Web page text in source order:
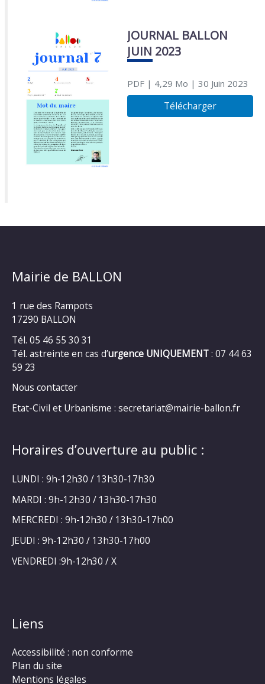
JOURNAL BALLON
JUIN 2023
PDF| 4,29 Mo | 30 Juin 2023
Télécharger
Mairie de BALLON
1 rue des Rampots
17290 BALLON
Tél. 05 46 55 30 31
Tél. astreinte en cas d’urgence UNIQUEMENT: 07 44 63
59 23
Nous contacter
Etat-Civil et Urbanisme : secretariat@mairie-ballon.fr
Horaires d’ouverture au public :
LUNDI : 9h-12h30 / 13h30-17h30
MARDI : 9h-12h30 / 13h30-17h30
MERCREDI : 9h-12h30 / 13h30-17h00
JEUDI : 9h-12h30 / 13h30-17h00
VENDREDI :9h-12h30 / X
Liens
Accessibilité : non conforme
Plan du site
Mentions légales